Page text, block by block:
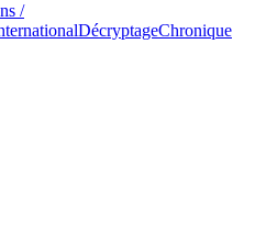
/
DécryptageChronique